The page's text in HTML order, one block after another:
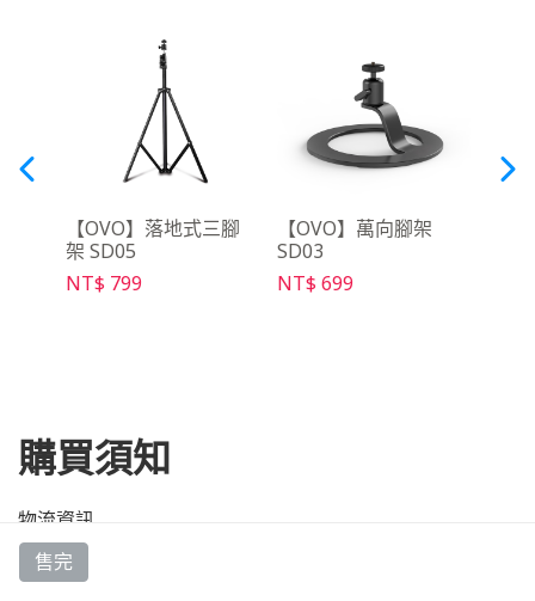
售完
【OVO】落地式三腳
架 SD05
NT$ 799
【OVO】萬向腳架
SD03
NT$ 699
購買須知
物流資訊
送貨範圍：限台灣本島，但不包含特殊偏遠地區。壁掛施工、